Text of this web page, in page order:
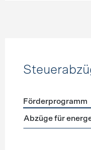
Förderprogramme
Förderprogramm
Abzüge für